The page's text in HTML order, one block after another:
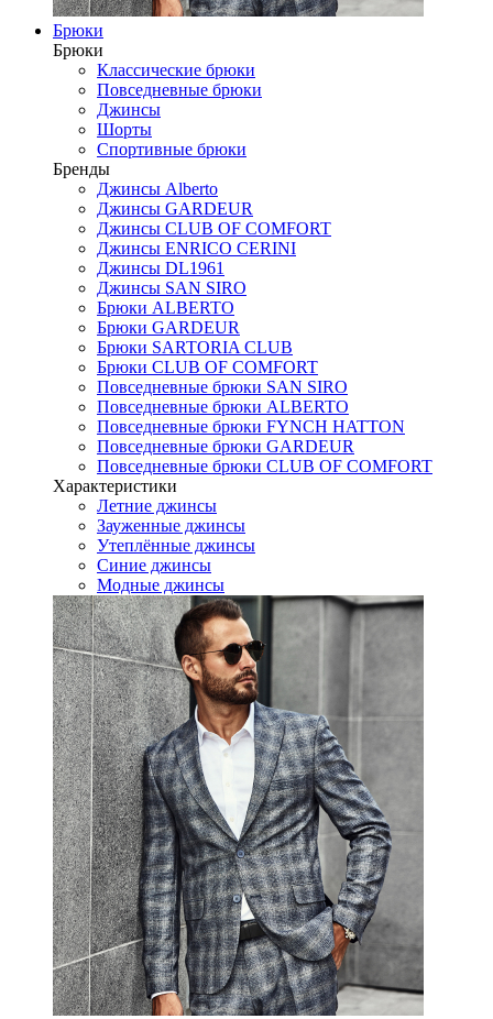
Брюки
Брюки
Классические брюки
Повседневные брюки
Джинсы
Шорты
Спортивные брюки
Бренды
Джинсы Alberto
Джинсы GARDEUR
Джинсы CLUB OF COMFORT
Джинсы ENRICO CERINI
Джинсы DL1961
Джинсы SAN SIRO
Брюки ALBERTO
Брюки GARDEUR
Брюки SARTORIA CLUB
Брюки CLUB OF COMFORT
Повседневные брюки SAN SIRO
Повседневные брюки ALBERTO
Повседневные брюки FYNCH HATTON
Повседневные брюки GARDEUR
Повседневные брюки CLUB OF COMFORT
Характеристики
Летние джинсы
Зауженные джинсы
Утеплённые джинсы
Синие джинсы
Модные джинсы